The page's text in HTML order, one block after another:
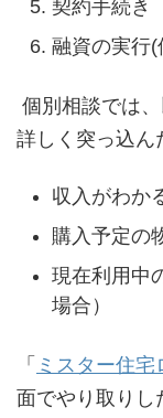
契約手続き
融資の実行
個別相談では
詳しく突っ込ん
収入がわか
購入予定の
現在利用中
場合）
「 ミスター住
面でやり取りし